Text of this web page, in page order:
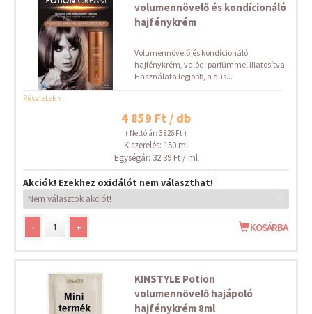
volumennövelő és kondícionáló
hajfénykrém
Volumennövelő és kondícionáló
hajfénykrém, valódi parfümmel illatosítva.
Használata legjobb, a dús...
Részletek »
4 859 Ft / db
( Nettó ár: 3 826 Ft )
Kiszerelés: 150 ml
Egységár: 32.39 Ft / ml
Akciók! Ezekhez oxidálót nem választhat!
- + KOSÁRBA
KINSTYLE Potion
volumennövelő hajápoló
hajfénykrém 8ml